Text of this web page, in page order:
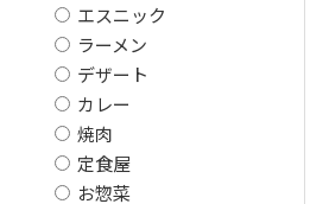
エスニック
ラーメン
デザート
カレー
焼肉
定食屋
お惣菜